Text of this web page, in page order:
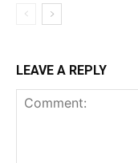
LEAVE A REPLY